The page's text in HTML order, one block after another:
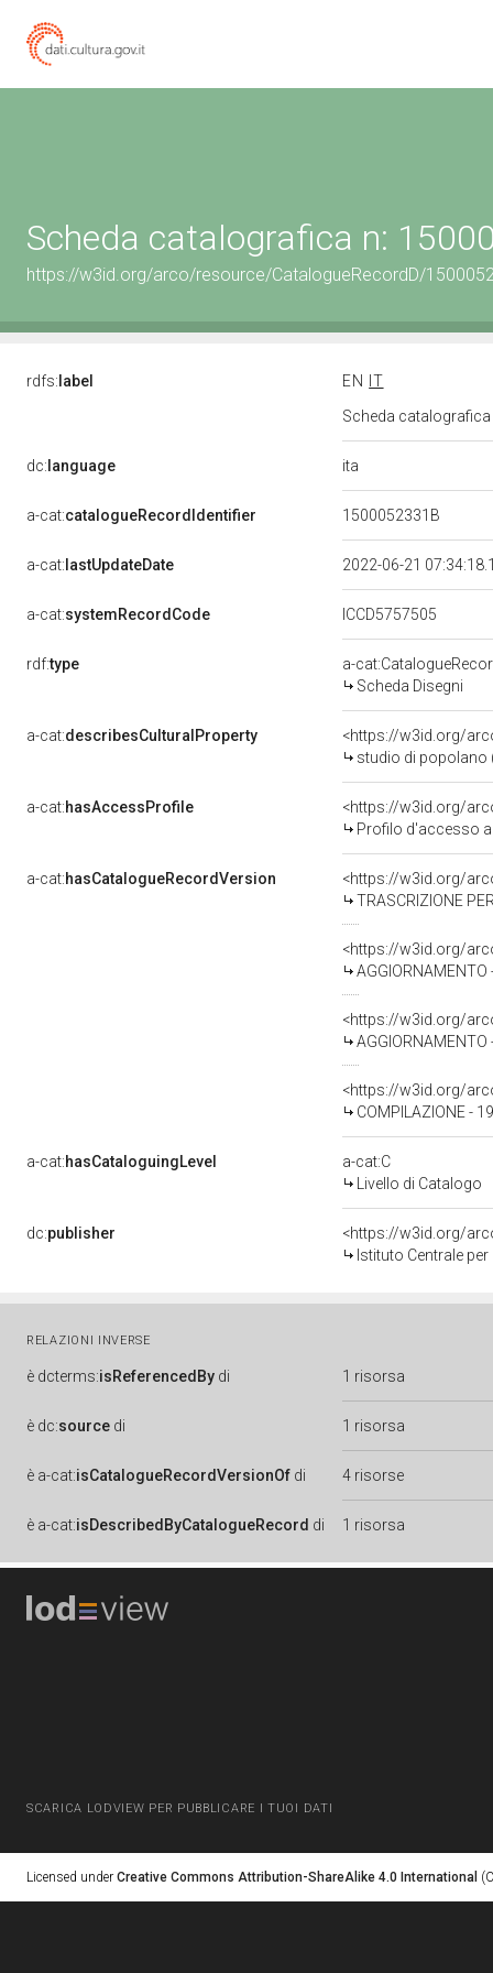
Scheda catalografica n:
https://w3id.org/arco/resource/CatalogueRecordD/
rdfs: label EN
IT
Scheda
dc: language ita
a-cat:catalogueRecordIdentifier 1500052331B
a-cat: lastUpdateDate 2022-06-21
a-cat:systemRecordCode ICCD5757505
rdf:type
a-
Scheda Disegni
a-cat:describesCulturalProperty
<https://w3id.org/
studio di popolano
a-cat:hasAccessProfile
<https://w3id.org/
Profilo d'accesso
a-cat:hasCatalogueRecordVersion
<https://w3id.org/
TRASCRIZIONE
<https://w3id.org/
<https://w3id.org/
<https://w3id.org/
COMPILAZIONE -
a-cat:hasCataloguingLevel
a-cat:C
Livello di Catalogo
dc:publisher
<https://w3id.org/
Istituto Centrale
RELAZIONI INVERSE
è dcterms:isReferencedBy di 1 risorsa
è dc:source di 1 risorsa
è a-cat:isCatalogueRecordVersionOf di 4 risorse
è a-cat:isDescribedByCatalogueRecord di 1 risorsa
SCARICA LODVIEW PER PUBBLICARE I TUOI DATI
Licensed under Creative Commons Attribution-ShareAlike 4.0 International